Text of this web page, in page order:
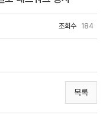
조회수 184
목록